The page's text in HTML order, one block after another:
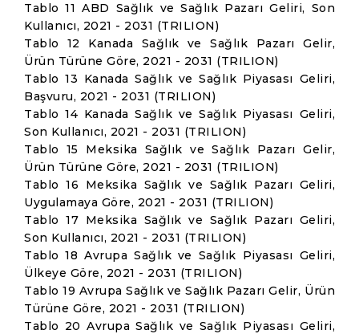
Tablo 11 ABD Sağlık ve Sağlık Pazarı Geliri, Son
Kullanıcı, 2021 - 2031 (TRILION)
Tablo 12 Kanada Sağlık ve Sağlık Pazarı Gelir,
Ürün Türüne Göre, 2021 - 2031 (TRILION)
Tablo 13 Kanada Sağlık ve Sağlık Piyasası Geliri,
Başvuru, 2021 - 2031 (TRILION)
Tablo 14 Kanada Sağlık ve Sağlık Piyasası Geliri,
Son Kullanıcı, 2021 - 2031 (TRILION)
Tablo 15 Meksika Sağlık ve Sağlık Pazarı Gelir,
Ürün Türüne Göre, 2021 - 2031 (TRILION)
Tablo 16 Meksika Sağlık ve Sağlık Pazarı Geliri,
Uygulamaya Göre, 2021 - 2031 (TRILION)
Tablo 17 Meksika Sağlık ve Sağlık Pazarı Geliri,
Son Kullanıcı, 2021 - 2031 (TRILION)
Tablo 18 Avrupa Sağlık ve Sağlık Piyasası Geliri,
Ülkeye Göre, 2021 - 2031 (TRILION)
Tablo 19 Avrupa Sağlık ve Sağlık Pazarı Gelir, Ürün
Türüne Göre, 2021 - 2031 (TRILION)
Tablo 20 Avrupa Sağlık ve Sağlık Piyasası Geliri,